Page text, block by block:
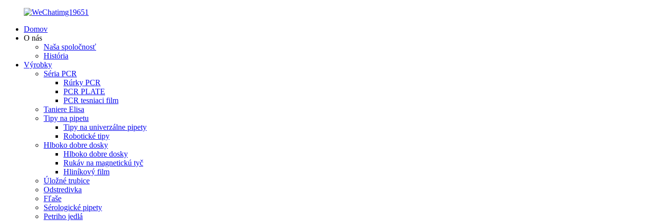
Domov
O nás
Naša spoločnosť
História
Výrobky
Séria PCR
Rúrky PCR
PCR PLATE
PCR tesniaci film
Taniere Elisa
Tipy na pipetu
Tipy na univerzálne pipety
Robotické tipy
Hlboko dobre dosky
Hlboko dobre dosky
Rukáv na magnetickú tyč
Hliníkový film
Úložné trubice
Odstredivka
Fľaše
Sérologické pipety
Petriho jedlá